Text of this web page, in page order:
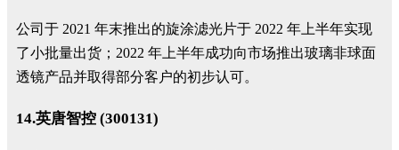
公司于 2021 年末推出的旋涂滤光片于 2022 年上半年实现
了小批量出货；2022 年上半年成功向市场推出玻璃非球面
透镜产品并取得部分客户的初步认可。
14.英唐智控 (300131)